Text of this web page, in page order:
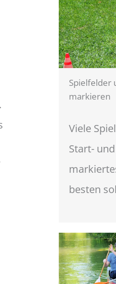
Spielfelder
markieren
Viele
Start-
besten